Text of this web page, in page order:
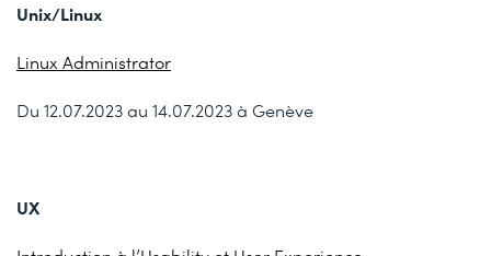
Unix/Linux
Linux Administrator
Du 12.07.2023 au 14.07.2023 à Genève
UX